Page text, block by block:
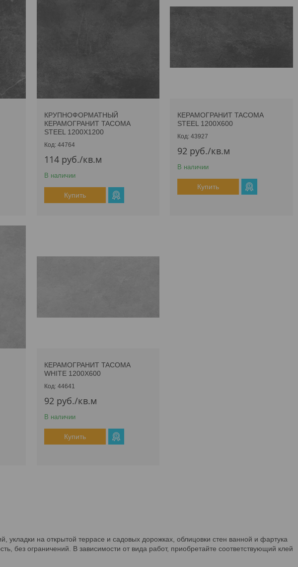
КРУПНОФОРМАТНЫЙ
КЕРАМОГРАНИТ TACOMA
STEEL 1200Х1200
44764
114 руб./кв.м
В наличии
Купить
КЕРАМОГРАНИТ TACOMA
STEEL 1200Х600
43927
92 руб./кв.м
В наличии
Купить
КЕРАМОГРАНИТ TACOMA
WHITE 1200Х600
44641
92 руб./кв.м
В наличии
Купить
на открытой террасе и садовых дорожках, облицовки стен ванной и фартука
без ограничений. В зависимости от вида работ, приобретайте соответствующий клей